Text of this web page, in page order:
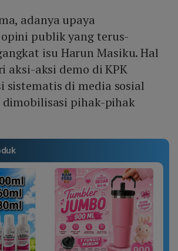
adanya upaya
publik yang terus-
isu Harun Masiku. Hal
aksi-aksi demo di KPK
sistematis di media sosial
pihak-pihak